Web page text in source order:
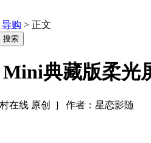
导购 > 正文
典藏版柔光
在线 原创 ] 作者：星恋影随